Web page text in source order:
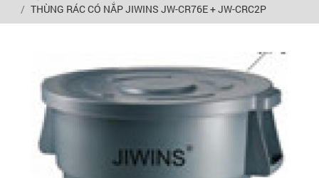
THÙNG RÁC CÓ NẮP JIWINS JW-CR76E + JW-CRC2P